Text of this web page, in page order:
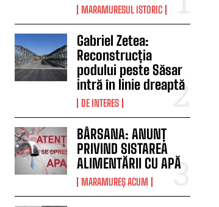
MARAMURESUL ISTORIC
Gabriel Zetea:
Reconstrucția
podului peste Săsar
intră în linie dreaptă
DE INTERES
BÂRSANA: ANUNȚ
PRIVIND SISTAREA
ALIMENTĂRII CU APĂ
MARAMUREȘ ACUM